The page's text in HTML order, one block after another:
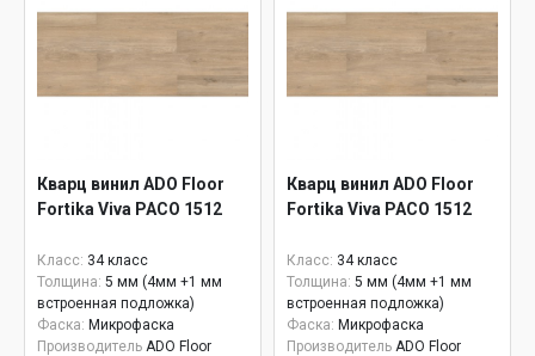
Кварц винил ADO Floor
Fortika Viva PACO 1512
Класс: 34 класс
Толщина: 5 мм (4мм +1 мм
встроенная подложка)
Фаска: Микрофаска
Производитель ADO Floor
Кварц винил ADO Floor
Fortika Viva PACO 1512
Класс: 34 класс
Толщина: 5 мм (4мм +1 мм
встроенная подложка)
Фаска: Микрофаска
Производитель ADO Floor